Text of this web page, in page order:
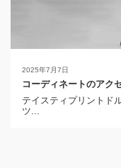
2025年7月7日
コーディネートのアク
テイスティプリントド
ツ...